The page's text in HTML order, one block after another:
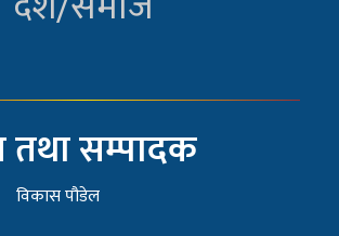
तथा सम्पादक
विकास पौडेल